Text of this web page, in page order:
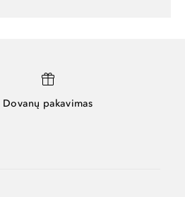
Dovanų pakavimas